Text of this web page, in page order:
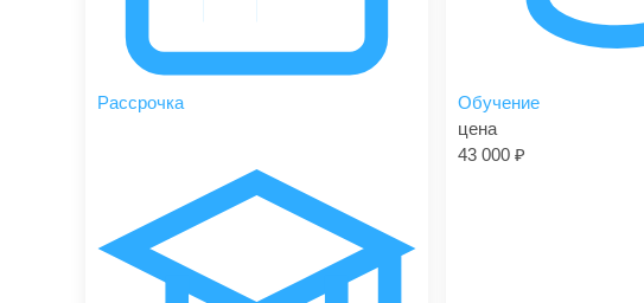
Рассрочка
Обучение
цена
43 000